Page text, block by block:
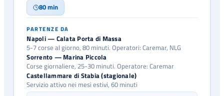
80 min
PARTENZE DA
Napoli — Calata Porta di Massa
5-7 corse al giorno, 80 minuti. Operatori: Caremar, NLG
Sorrento — Marina Piccola
Corse giornaliere, 25-30 minuti. Operatore: Caremar
Castellammare di Stabia (stagionale)
Servizio attivo nei mesi estivi, 60 minuti